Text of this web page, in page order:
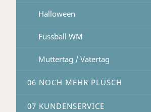
Halloween
Fussball WM
Muttertag / Vatertag
06 NOCH MEHR PLÜSCH
07 KUNDENSERVICE